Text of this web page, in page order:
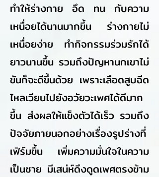
ทำให้ร่างกาย อึด ทน กับความ
เหนื่อยได้นานมากขึ้น ร่างกายไม่
เหนื่อยง่าย ทำกิจกรรมร่วมรักได้
ยาวนานขึ้น รวมถึงปัญหานกเขาไม่
ขันก็จะดีขึ้นด้วย เพราะเลือดสูบฉีด
ไหลเวียนไปยังอวัยวะเพศได้ดีมาก
ขึ้น ส่งผลให้แข็งตัวได้เร็ว รวมถึง
ปัจจัยภายนอกอย่างเรื่องรูปร่างที่
เฟิร์มขึ้น เพิ่มความมั่นใจในความ
เป็นชาย มีเสน่ห์ดึงดูดเพศตรงข้าม